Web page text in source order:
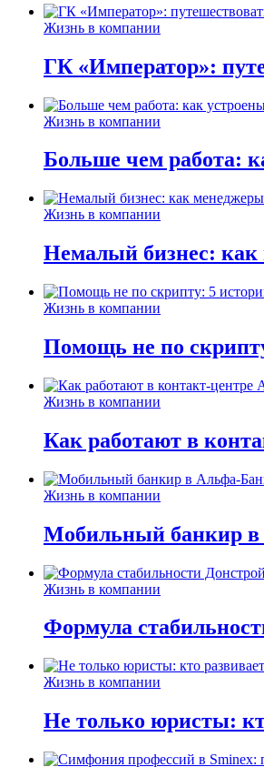
Жизнь в компании
ГК «Император»:
Жизнь в компании
Больше чем работа:
Жизнь в компании
Немалый бизнес:
Жизнь в компании
Помощь не по
Жизнь в компании
Как работают в
Жизнь в компании
Мобильный банкир в
Жизнь в компании
Формула
Жизнь в компании
Не только юристы: